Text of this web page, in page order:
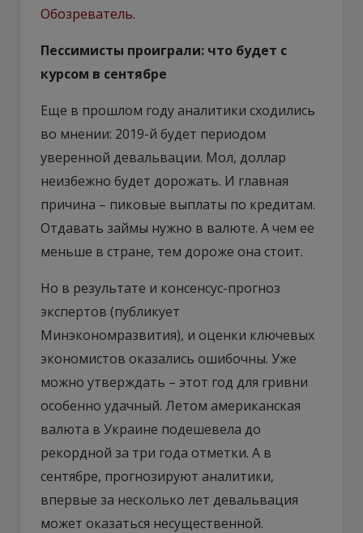
Обозреватель.
Пессимисты проиграли: что будет с
курсом в сентябре
Еще в прошлом году аналитики сходились
во мнении: 2019-й будет периодом
уверенной девальвации. Мол, доллар
неизбежно будет дорожать. И главная
причина – пиковые выплаты по кредитам.
Отдавать займы нужно в валюте. А чем ее
меньше в стране, тем дороже она стоит.
Но в результате и консенсус-прогноз
экспертов (публикует
Минэкономразвития), и оценки ключевых
экономистов оказались ошибочны. Уже
можно утверждать – этот год для гривни
особенно удачный. Летом американская
валюта в Украине подешевела до
рекордной за три года отметки. А в
сентябре, прогнозируют аналитики,
впервые за несколько лет девальвация
может оказаться несущественной.